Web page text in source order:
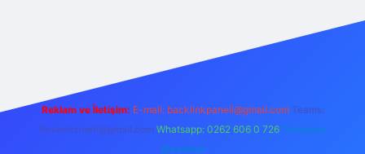
Reklam ve İletişim: E-mail: backlinkpaneli@gmail.com Teams:
forumhizmeti@gmail.com Whatsapp: 0262 606 0 726 Telegram:
@karabul